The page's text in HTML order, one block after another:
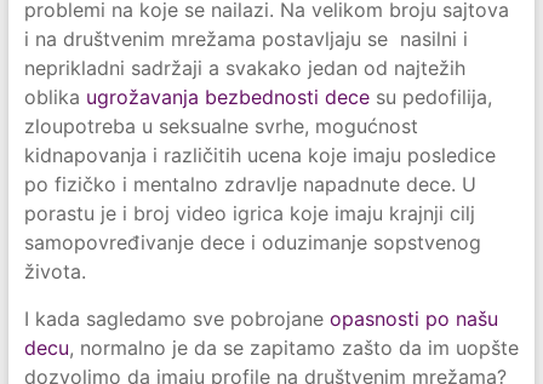
problemi na koje se nailazi. Na velikom broju sajtova
i na društvenim mrežama postavljaju se nasilni i
neprikladni sadržaji a svakako jedan od najtežih
oblika ugrožavanja bezbednosti decesu pedofilija,
zloupotreba u seksualne svrhe, mogućnost
kidnapovanja i različitih ucena koje imaju posledice
po fizičko i mentalno zdravlje napadnute dece. U
porastu je i broj video igrica koje imaju krajnji cilj
samopovređivanje dece i oduzimanje sopstvenog
života.
I kada sagledamo sve pobrojane opasnosti po našu
decu, normalno je da se zapitamo zašto da im uopšte
dozvolimo da imaju profile na društvenim mrežama?